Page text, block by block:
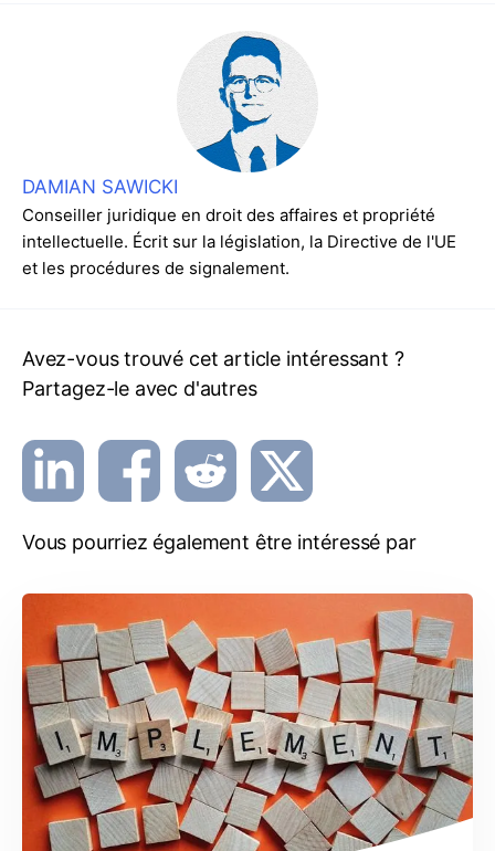
DAMIAN SAWICKI
Conseiller juridique en droit des affaires et propriété
intellectuelle. Écrit sur la législation, la Directive de l'UE
et les procédures de signalement.
Avez-vous trouvé cet article intéressant ?
Partagez-le avec d'autres
Vous pourriez également être intéressé par